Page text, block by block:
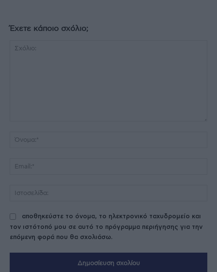
Έχετε κάποιο σχόλιο;
αποθηκεύστε το όνομα, το ηλεκτρονικό ταχυδρομείο και
τον ιστότοπό μου σε αυτό το πρόγραμμα περιήγησης για την
επόμενη φορά που θα σχολιάσω.